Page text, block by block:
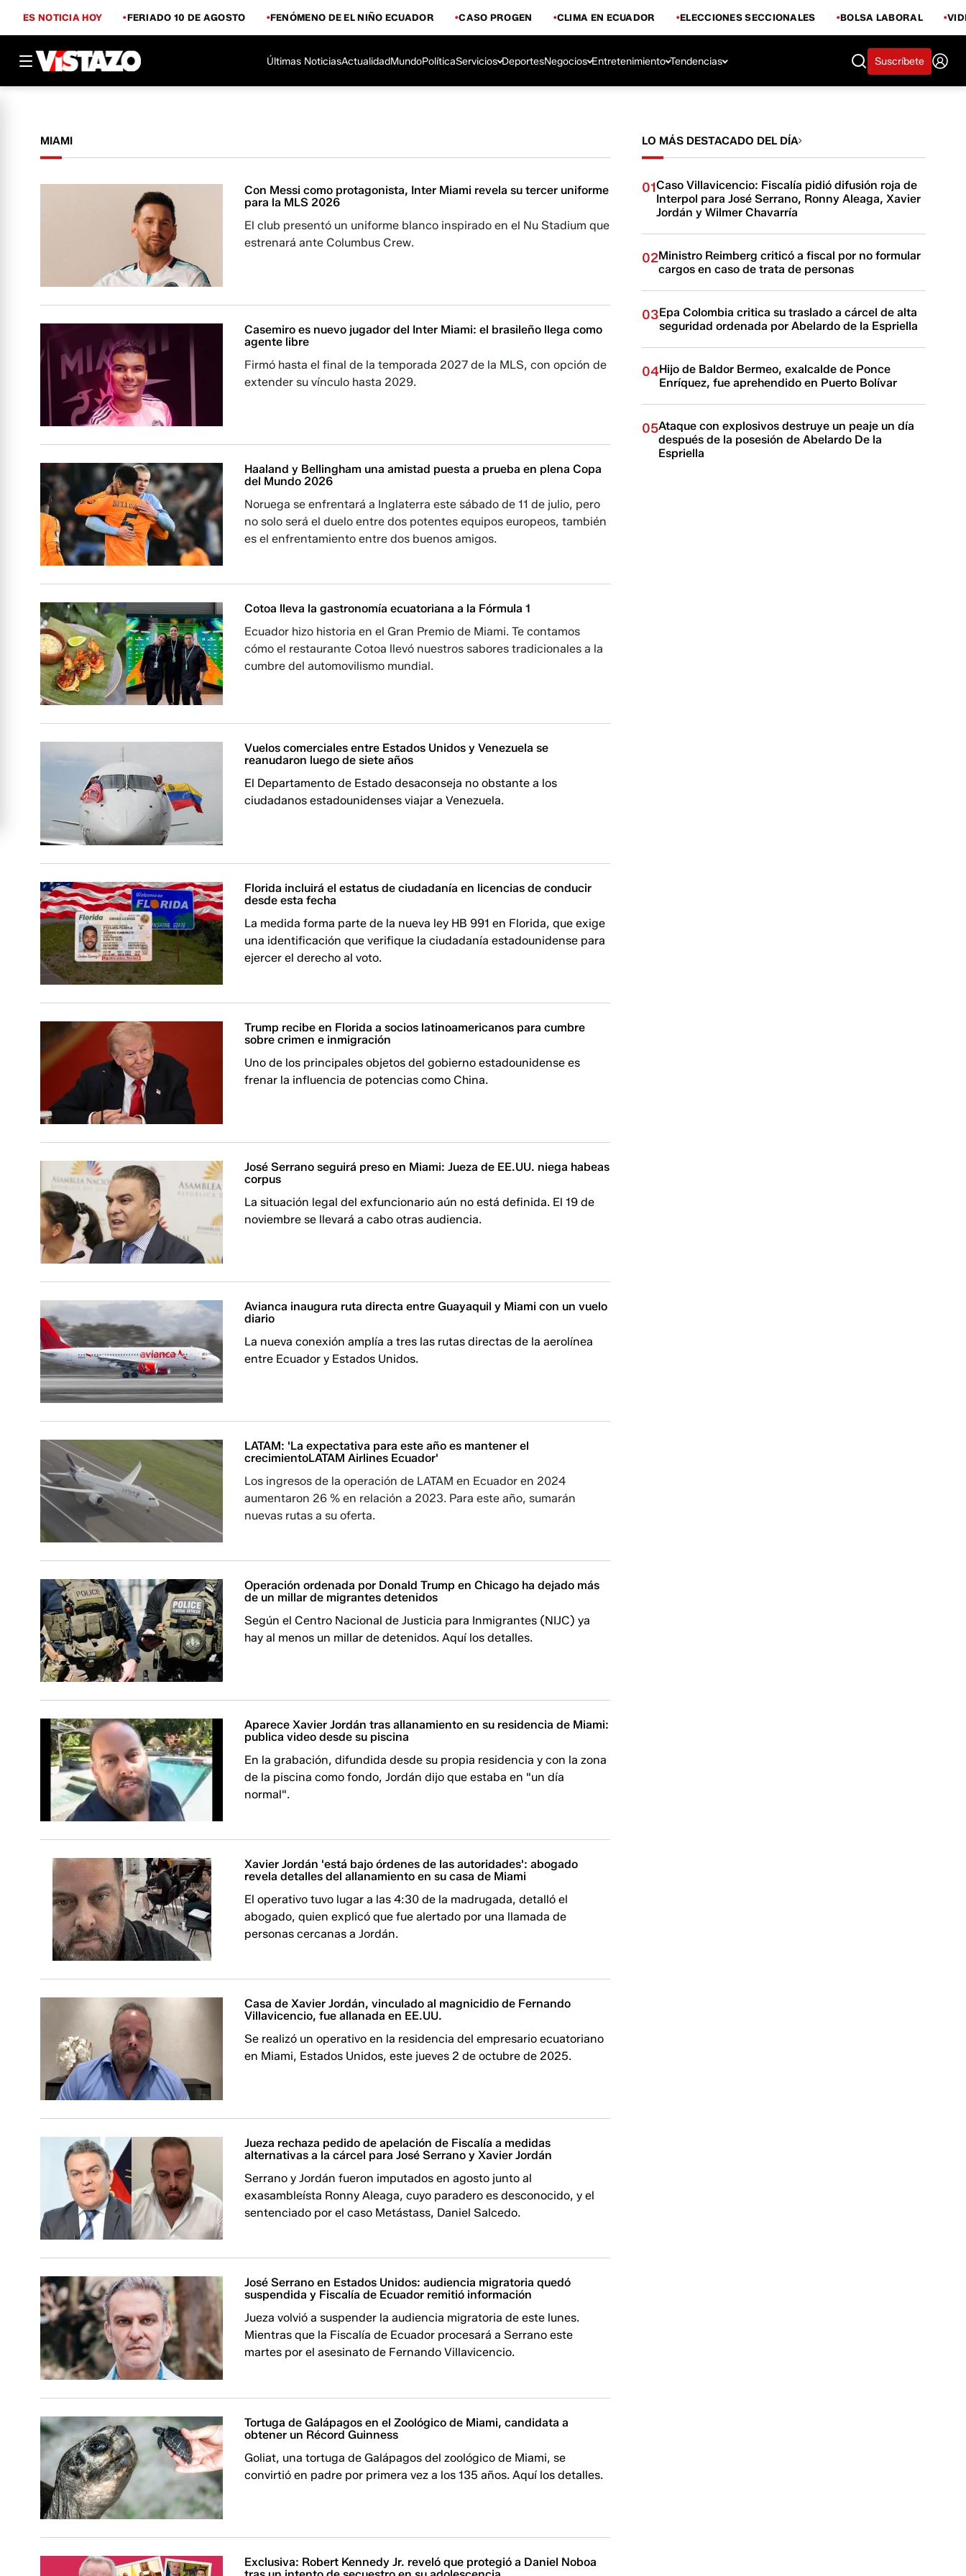
ES NOTICIA HOY FERIADO 10 DE AGOSTO FENÓMENO DE EL NIÑO ECUADOR CASO PROGEN CLIMA EN ECUADOR ELECCIONES SECCIONALES BOLSA LABORAL
Últimas NoticiasActualidadMundoPolíticaServicios DeportesNegocios Entretenimiento Tendencias Suscríbete
MIAMI
Con Messi como protagonista, Inter Miami revela su tercer uniforme
para la MLS 2026
El club presentó un uniforme blanco inspirado en el Nu Stadium que
estrenará ante Columbus Crew.
Casemiro es nuevo jugador del Inter Miami: el brasileño llega como
agente libre
Firmó hasta el final de la temporada 2027 de la MLS, con opción de
extender su vínculo hasta 2029.
Haaland y Bellingham una amistad puesta a prueba en plena Copa
del Mundo 2026
Noruega se enfrentará a Inglaterra este sábado de 11 de julio, pero
no solo será el duelo entre dos potentes equipos europeos, también
es el enfrentamiento entre dos buenos amigos.
Cotoa lleva la gastronomía ecuatoriana a la Fórmula 1
Ecuador hizo historia en el Gran Premio de Miami. Te contamos
cómo el restaurante Cotoa llevó nuestros sabores tradicionales a la
cumbre del automovilismo mundial.
Vuelos comerciales entre Estados Unidos y Venezuela se
reanudaron luego de siete años
El Departamento de Estado desaconseja no obstante a los
ciudadanos estadounidenses viajar a Venezuela.
Florida incluirá el estatus de ciudadanía en licencias de conducir
desde esta fecha
La medida forma parte de la nueva ley HB 991 en Florida, que exige
una identificación que verifique la ciudadanía estadounidense para
ejercer el derecho al voto.
Trump recibe en Florida a socios latinoamericanos para cumbre
sobre crimen e inmigración
Uno de los principales objetos del gobierno estadounidense es
frenar la influencia de potencias como China.
José Serrano seguirá preso en Miami: Jueza de EE.UU. niega habeas
corpus
La situación legal del exfuncionario aún no está definida. El 19 de
noviembre se llevará a cabo otras audiencia.
Avianca inaugura ruta directa entre Guayaquil y Miami con un vuelo
diario
La nueva conexión amplía a tres las rutas directas de la aerolínea
entre Ecuador y Estados Unidos.
LATAM: 'La expectativa para este año es mantener el
crecimientoLATAM Airlines Ecuador'
Los ingresos de la operación de LATAM en Ecuador en 2024
aumentaron 26 % en relación a 2023. Para este año, sumarán
nuevas rutas a su oferta.
Operación ordenada por Donald Trump en Chicago ha dejado más
de un millar de migrantes detenidos
Según el Centro Nacional de Justicia para Inmigrantes (NIJC) ya
hay al menos un millar de detenidos. Aquí los detalles.
Aparece Xavier Jordán tras allanamiento en su residencia de Miami:
publica video desde su piscina
En la grabación, difundida desde su propia residencia y con la zona
de la piscina como fondo, Jordán dijo que estaba en "un día
normal".
Xavier Jordán 'está bajo órdenes de las autoridades': abogado
revela detalles del allanamiento en su casa de Miami
El operativo tuvo lugar a las 4:30 de la madrugada, detalló el
abogado, quien explicó que fue alertado por una llamada de
personas cercanas a Jordán.
Casa de Xavier Jordán, vinculado al magnicidio de Fernando
Villavicencio, fue allanada en EE.UU.
Se realizó un operativo en la residencia del empresario ecuatoriano
en Miami, Estados Unidos, este jueves 2 de octubre de 2025.
Jueza rechaza pedido de apelación de Fiscalía a medidas
alternativas a la cárcel para José Serrano y Xavier Jordán
Serrano y Jordán fueron imputados en agosto junto al
exasambleísta Ronny Aleaga, cuyo paradero es desconocido, y el
sentenciado por el caso Metástass, Daniel Salcedo.
José Serrano en Estados Unidos: audiencia migratoria quedó
suspendida y Fiscalía de Ecuador remitió información
Jueza volvió a suspender la audiencia migratoria de este lunes.
Mientras que la Fiscalía de Ecuador procesará a Serrano este
martes por el asesinato de Fernando Villavicencio.
Tortuga de Galápagos en el Zoológico de Miami, candidata a
obtener un Récord Guinness
Goliat, una tortuga de Galápagos del zoológico de Miami, se
convirtió en padre por primera vez a los 135 años. Aquí los detalles.
Exclusiva: Robert Kennedy Jr. reveló que protegió a Daniel Noboa
LO MÁS DESTACADO DEL DÍA
01Caso Villavicencio: Fiscalía pidió difusión roja de
Interpol para José Serrano, Ronny Aleaga, Xavier
Jordán y Wilmer Chavarría
02Ministro Reimberg criticó a fiscal por no formular
cargos en caso de trata de personas
03Epa Colombia critica su traslado a cárcel de alta
seguridad ordenada por Abelardo de la Espriella
04Hijo de Baldor Bermeo, exalcalde de Ponce
Enríquez, fue aprehendido en Puerto Bolívar
05Ataque con explosivos destruye un peaje un día
después de la posesión de Abelardo De la
Espriella